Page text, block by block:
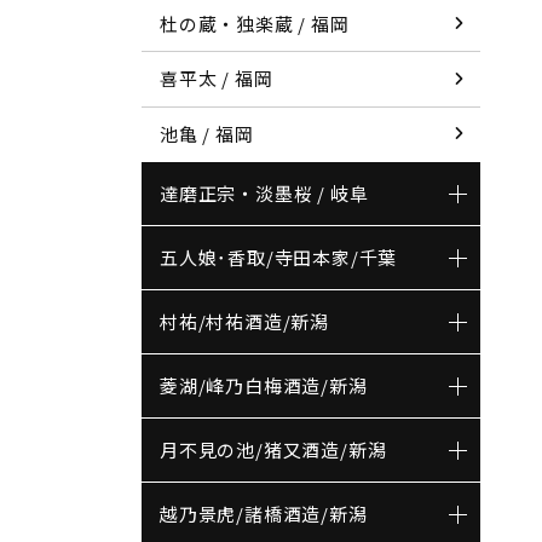
杜の蔵・独楽蔵 / 福岡
喜平太 / 福岡
池亀 / 福岡
達磨正宗・淡墨桜 / 岐阜
五人娘･香取/寺田本家/千葉
村祐/村祐酒造/新潟
菱湖/峰乃白梅酒造/新潟
月不見の池/猪又酒造/新潟
越乃景虎/諸橋酒造/新潟